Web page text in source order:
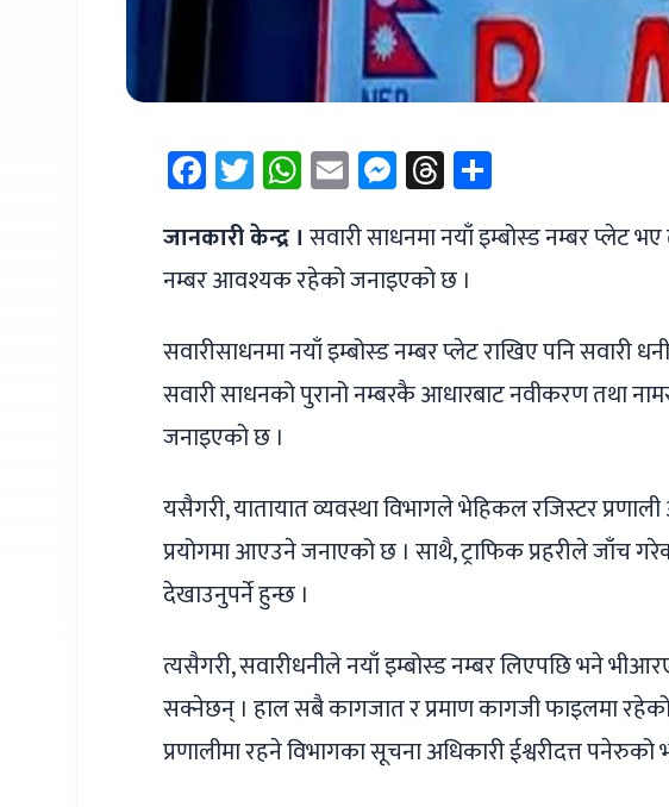
Facebook
Twitter
WhatsApp
EmailMessenger
Threads
जानकारी केन्द्र । सवारी साधनमा नयाँ इम्बोस्ड नम्बर प्लेट
नम्बर आवश्यक रहेको जनाइएको छ ।
सवारीसाधनमा नयाँ इम्बोस्ड नम्बर प्लेट राखिए पनि
सवारी साधनको पुरानो नम्बरकै आधारबाट नवीकरण तथा
जनाइएको छ ।
यसैगरी, यातायात व्यवस्था विभागले भेहिकल रजिस्टर
प्रयोगमा आएउने जनाएको छ । साथै, ट्राफिक प्रहरीले
देखाउनुपर्ने हुन्छ ।
त्यसैगरी, सवारीधनीले नयाँ इम्बोस्ड नम्बर लिएपछि भने
सक्नेछन् । हाल सबै कागजात र प्रमाण कागजी फाइलमा रहेको
प्रणालीमा रहने विभागका सूचना अधिकारी ईश्वरीदत्त पनेरुको